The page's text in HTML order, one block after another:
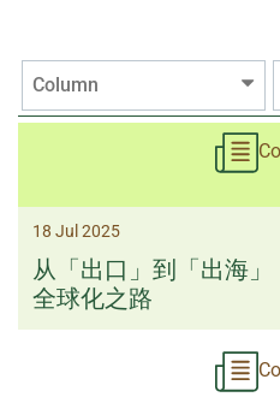
Column
18 Jul 2025
从「出口」到「出海
全球化之路